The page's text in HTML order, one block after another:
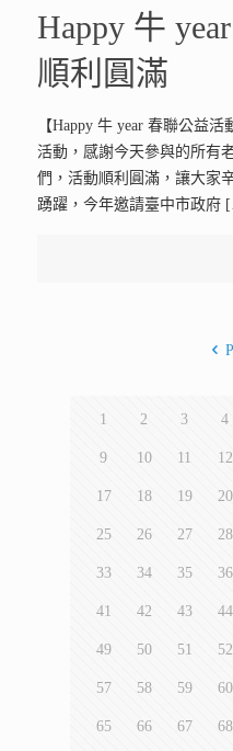
Happy 牛
順利圓滿
【Happy 牛 year 春聯公益
活動，感謝今天參與的所有
們，活動順利圓滿，讓大家
踴躍，今年邀請臺中市政府
1 2 3 4
9 10 11 12
17 18 19 20
25 26 27 28
33 34 35 36
41 42 43 44
49 50 51 52
57 58 59 60
65 66 67 68